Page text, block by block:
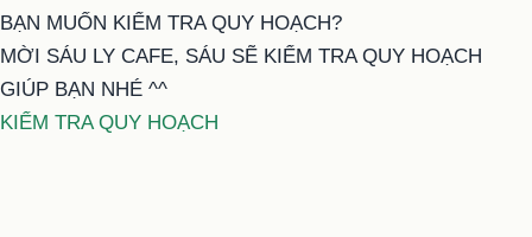
BẠN MUỐN KIỂM TRA QUY HOẠCH?
MỜI SÁU LY CAFE, SÁU SẼ KIỂM TRA QUY HOẠCH
GIÚP BẠN NHÉ ^^
KIỂM TRA QUY HOẠCH